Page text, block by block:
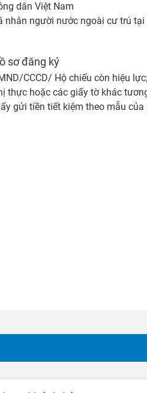
dân Việt Nam
nhân người nước ngoài cư trú tại
sơ đăng ký
CCCD/ Hộ chiếu còn hiệu lực;
thực hoặc các giấy tờ khác
gửi tiền tiết kiệm theo mẫu của